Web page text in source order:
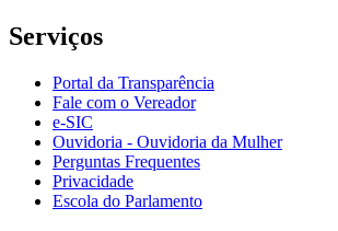
Serviços
Portal da Transparência
Fale com o Vereador
e-SIC
Ouvidoria - Ouvidoria da Mulher
Perguntas Frequentes
Privacidade
Escola do Parlamento